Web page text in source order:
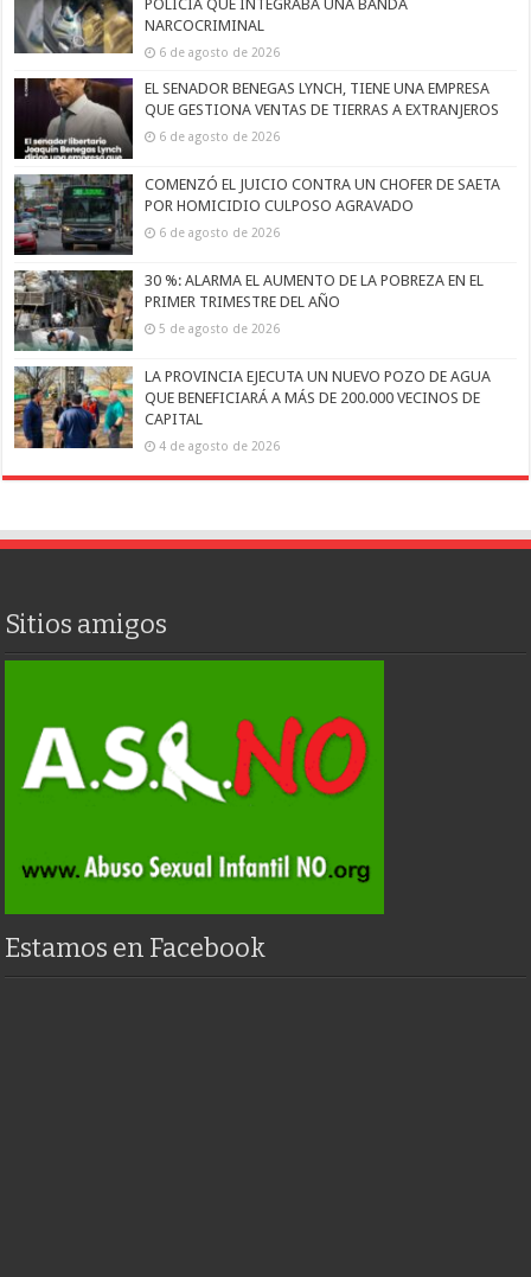
POLICÍA QUE INTEGRABA UNA BANDA
NARCOCRIMINAL
6 de agosto de 2026
EL SENADOR BENEGAS LYNCH, TIENE UNA EMPRESA
QUE GESTIONA VENTAS DE TIERRAS A EXTRANJEROS
6 de agosto de 2026
COMENZÓ EL JUICIO CONTRA UN CHOFER DE SAETA
POR HOMICIDIO CULPOSO AGRAVADO
6 de agosto de 2026
30 %: ALARMA EL AUMENTO DE LA POBREZA EN EL
PRIMER TRIMESTRE DEL AÑO
5 de agosto de 2026
LA PROVINCIA EJECUTA UN NUEVO POZO DE AGUA
QUE BENEFICIARÁ A MÁS DE 200.000 VECINOS DE
CAPITAL
4 de agosto de 2026
Sitios amigos
Estamos en Facebook